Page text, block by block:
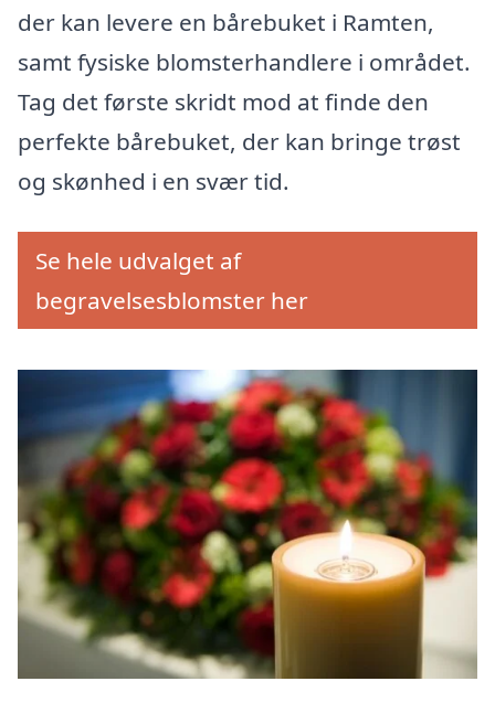
der kan levere en bårebuket i Ramten,
samt fysiske blomsterhandlere i området.
Tag det første skridt mod at finde den
perfekte bårebuket, der kan bringe trøst
og skønhed i en svær tid.
Se hele udvalget af
begravelsesblomster her